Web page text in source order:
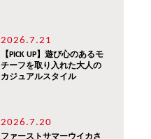
2026.7.21
【PICK UP】遊び心のあるモ
チーフを取り入れた大人の
カジュアルスタイル
2026.7.20
ファーストサマーウイカさ